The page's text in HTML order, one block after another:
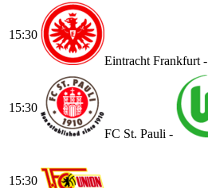
15:30
Eintracht Frankfurt -
15:30
FC St. Pauli -
15:30